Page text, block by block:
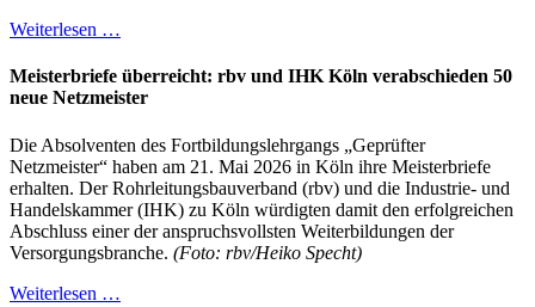
Weiterlesen …
Meisterbriefe überreicht: rbv und IHK Köln verabschieden 50
neue Netzmeister
Die Absolventen des Fortbildungslehrgangs „Geprüfter
Netzmeister“ haben am 21. Mai 2026 in Köln ihre Meisterbriefe
erhalten. Der Rohrleitungsbauverband (rbv) und die Industrie- und
Handelskammer (IHK) zu Köln würdigten damit den erfolgreichen
Abschluss einer der anspruchsvollsten Weiterbildungen der
Versorgungsbranche. (Foto: rbv/Heiko Specht)
Weiterlesen …